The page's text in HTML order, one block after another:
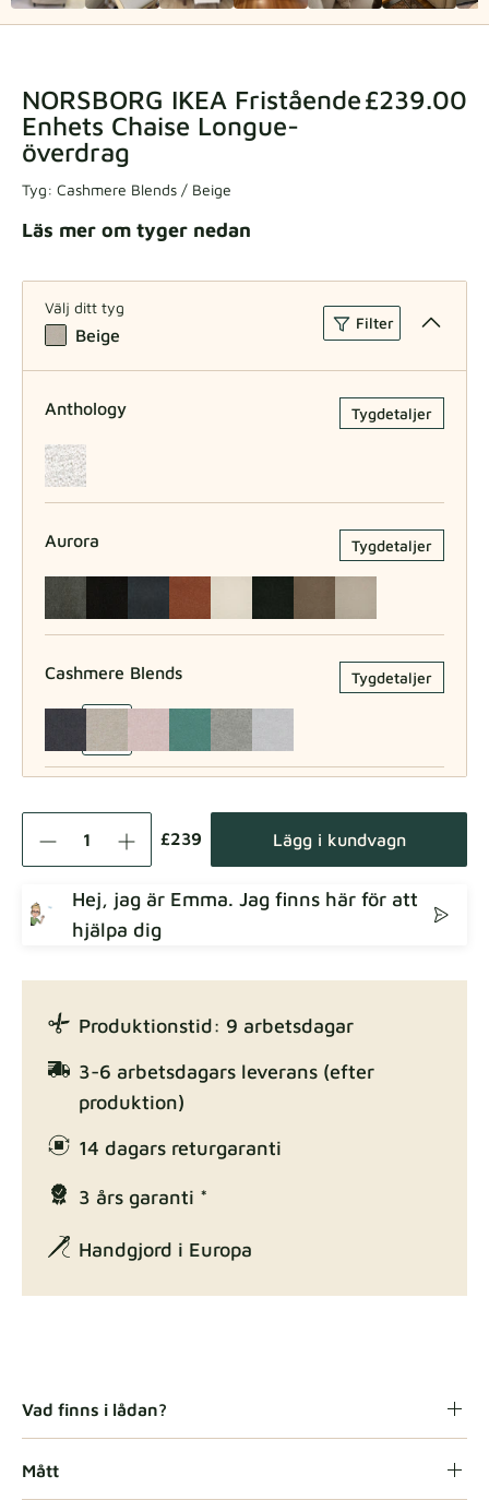
NORSBORG IKEA Fristående
Enhets Chaise Longue-
överdrag
£239.00
Tyg: Cashmere Blends / Beige
Läs mer om tyger nedan
Välj ditt tyg
Beige
Filter
Anthology Tygdetaljer
Aurora Tygdetaljer
Cashmere Blends Tygdetaljer
Tygdetaljer
Crown
Enjoy Lux Tygdetaljer
Exclusive Edition
£239 Lägg i kundvagn
Hej, jag är Emma. Jag finns här för att
hjälpa dig
Produktionstid: 9 arbetsdagar
3-6 arbetsdagars leverans (efter
produktion)
14 dagars returgaranti
3 års garanti *
Handgjord i Europa
Vad finns i lådan?
Mått